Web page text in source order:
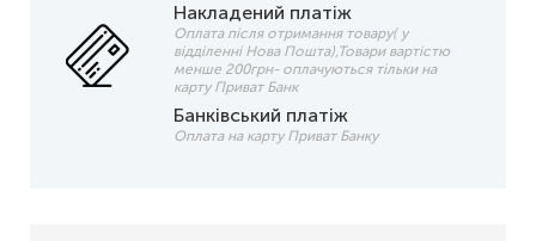
Накладений платіж
Оплата після отримання товару( у
відділенні Нова Пошта),Товари вартістю
менше 200грн- оплачуються тільки на
карту Приват Банк
Банківський платіж
Оплата на карту Приват Банку